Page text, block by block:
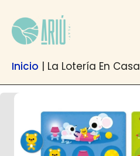
contenido
Inicio | La Lotería En Casa